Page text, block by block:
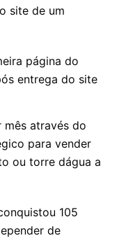
site de um
página do
entrega do site
através do
para vender
ou torre dágua a
105
de